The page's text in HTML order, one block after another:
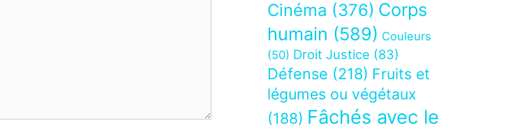
Cinéma (376) Corps
humain (589) Couleurs
(50) Droit Justice (83)
Défense (218) Fruits et
légumes ou végétaux
(188) Fâchés avec le